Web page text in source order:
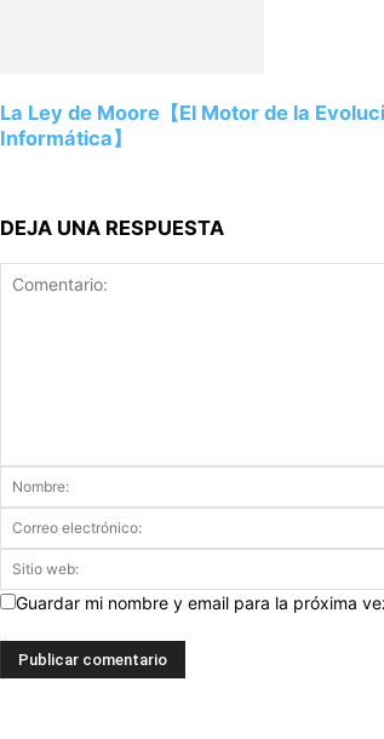
La Ley de Moore【El Motor de la
Informática】
DEJA UNA RESPUESTA
Guardar mi nombre y email para la próxima